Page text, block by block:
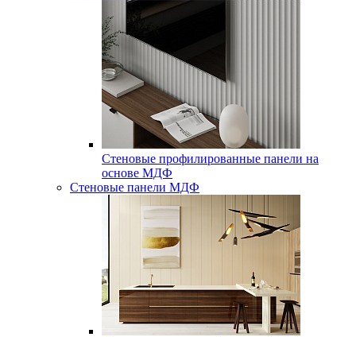
Стеновые профилированные панели на
основе МДФ
Стеновые панели МДФ